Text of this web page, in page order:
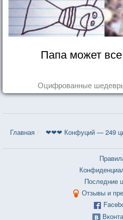
Папа может
Оцифрованные
Главная ❤❤❤ Конфуций — 249
Последние
Отзывы и